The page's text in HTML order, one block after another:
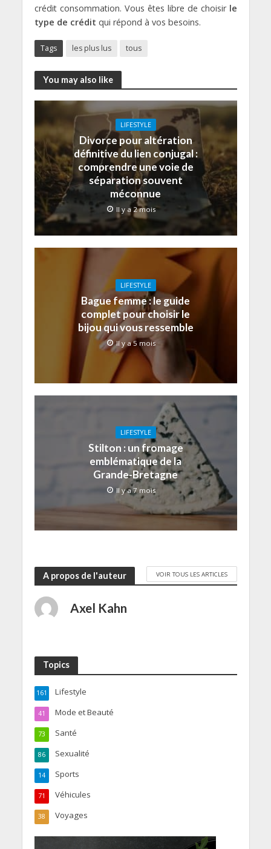
crédit consommation. Vous êtes libre de choisir le
type de crédit qui répond à vos besoins.
Tags les plus lus tous
You may also like
LIFESTYLE
Divorce pour altération
définitive du lien conjugal :
comprendre une voie de
séparation souvent
méconnue
Il y a 2 mois
LIFESTYLE
Bague femme : le guide
complet pour choisir le
bijou qui vous ressemble
Il y a 5 mois
LIFESTYLE
Stilton : un fromage
emblématique de la
Grande-Bretagne
Il y a 7 mois
A propos de l'auteur VOIR TOUS LES ARTICLES
Axel Kahn
Topics
Lifestyle
161
Mode et Beauté
41
Santé
73
Sexualité
86
Sports
14
Véhicules
71
Voyages
38